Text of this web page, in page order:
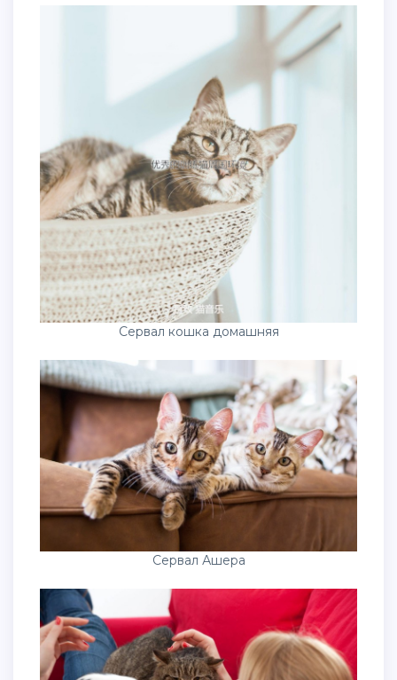
Сервал кошка домашняя
Сервал Ашера